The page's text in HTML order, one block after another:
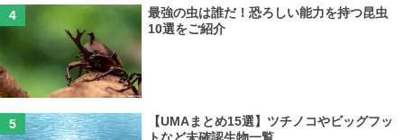
最強の虫は誰だ！恐ろしい能力を持つ昆虫
10選をご紹介
【UMAまとめ15選】ツチノコやビッグフッ